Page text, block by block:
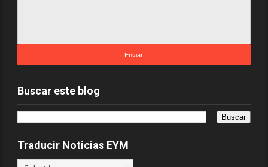
Buscar este blog
Traducir Noticias EYM